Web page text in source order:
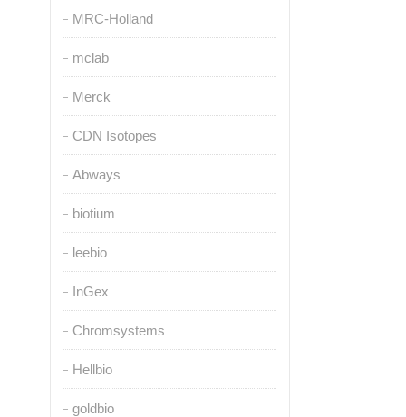
MRC-Holland
mclab
Merck
CDN Isotopes
Abways
biotium
leebio
InGex
Chromsystems
Hellbio
goldbio